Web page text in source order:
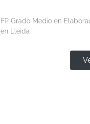
FP Grado Medio en
en Lleida